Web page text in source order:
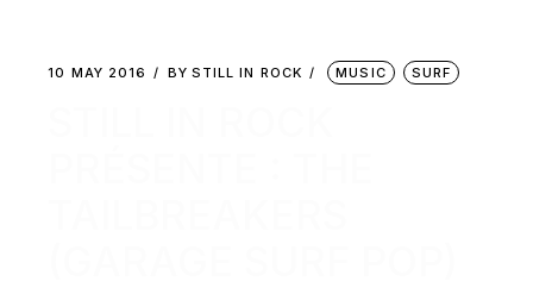
10 MAY 2016 BY STILL IN ROCK MUSIC SURF